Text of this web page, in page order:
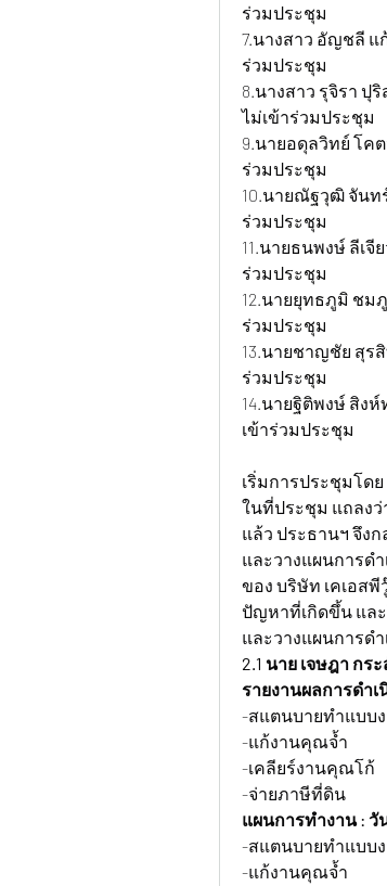
ร่วมประชุม
7.นางสาว อัญชลี แก้วจันทร์ 		ตำแหน่ง แอดมิน+จัดซื้
ร่วมประชุม
8.นางสาว รุจิรา ปุริสาร 			ตำแหน่ง ฝ่ายบุคคล
ไม่เข้าร่วมประชุม
9.นายอดุลวิทย์ โคตวัน 			ตำแหน่ง ช่างซ่อมบำรุง/CNC
ร่วมประชุม
10.นายณัฐวุฒิ จันทร์สาย 		ตำแหน่งนักศึกษาฝึกงาน
ร่วมประชุม
11.นายธนพงษ์ ลีเจียวาระ 		ตำแหน่งนักศึกษาฝึกงาน
ร่วมประชุม
12.นายยุทธภูมิ ชมภูนิมิตร 		ตำแหน่งนักศึกษาฝึกง
ร่วมประชุม
13.นายชาญชัย สุรสิทธิ์ 			ตำแหน่งนักศึกษาฝึกงาน 		ส
ร่วมประชุม
14.นายฐิติพงษ์ สิงห์ทองดา 		ตำแหน่งนักศึกษาฝึก
เข้าร่วมประชุม
เริ่มการประชุมโด
ในที่ประชุม แถลงว่
แล้ว ประธานฯ จึง
และวางแผนการด
ของ บริษัท เคเอส
ปัญหาที่เกิดขึ้น และ
และวางแผนการด
2.1 นาย เจษฎา กร
รายงานผลการดำเ
-สแตนบายทำแบบ
-แก้งานคุณจ้ำ
-เคลียร์งานคุณโก้
-จ่ายภาษีที่ดิน
แผนการทำงาน : วั
-สแตนบายทำแบบ
-แก้งานคุณจ้ำ